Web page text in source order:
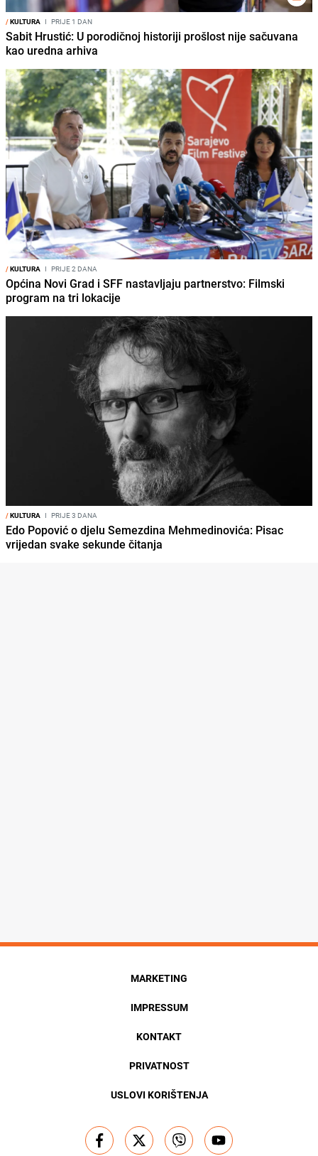
/KULTURA I PRIJE 1 DAN
Sabit Hrustić: U porodičnoj historiji prošlost nije sačuvana
kao uredna arhiva
/KULTURA I PRIJE 2 DANA
Općina Novi Grad i SFF nastavljaju partnerstvo: Filmski
program na tri lokacije
/KULTURA I PRIJE 3 DANA
Edo Popović o djelu Semezdina Mehmedinovića: Pisac
vrijedan svake sekunde čitanja
MARKETING
IMPRESSUM
KONTAKT
PRIVATNOST
USLOVI KORIŠTENJA